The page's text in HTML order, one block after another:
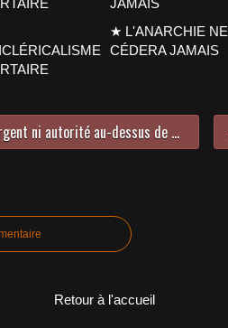
★ L'ANARCHIE NE
CÉDERA JAMAIS
★ Une vie sans État ni argent ni autorité au-dessus de nos têtes ?
Retour à l'accueil